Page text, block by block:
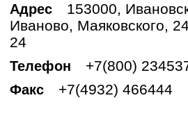
Адрес
153000,
Иваново, Маяковского,
24
Телефон +7(800)
Факс +7(4932) 466444